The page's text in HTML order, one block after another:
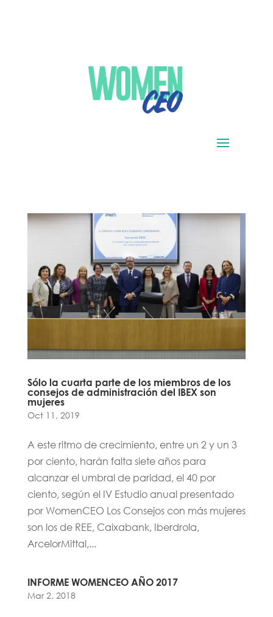
Sólo la cuarta parte de los miembros de los
consejos de administración del IBEX son
mujeres
Oct 11, 2019
A este ritmo de crecimiento, entre un 2 y un 3
por ciento, harán falta siete años para
alcanzar el umbral de paridad, el 40 por
ciento, según el IV Estudio anual presentado
por WomenCEO Los Consejos con más mujeres
son los de REE, Caixabank, Iberdrola,
ArcelorMittal,...
INFORME WOMENCEO AÑO 2017
Mar 2, 2018